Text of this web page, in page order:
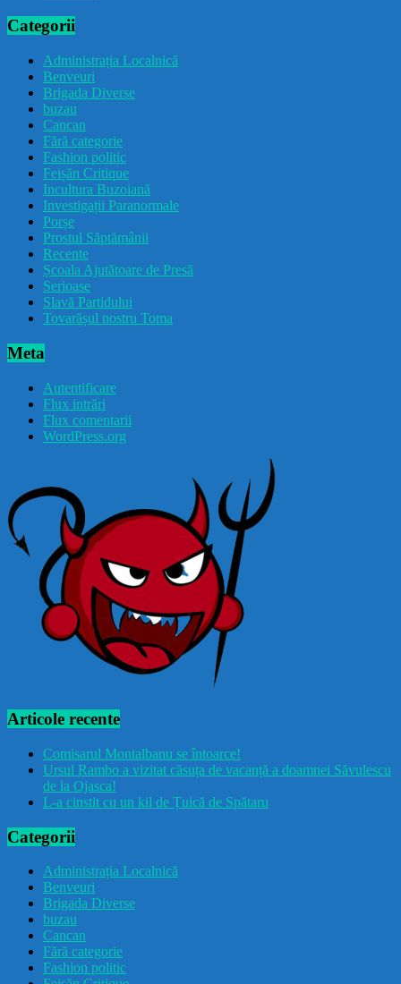
Categorii
Administrația Localnică
Benveuri
Brigada Diverse
buzau
Cancan
Fără categorie
Fashion politic
Feișăn Critique
Incultura Buzoiană
Investigații Paranormale
Porșe
Prostul Săptămânii
Recente
Școala Ajutătoare de Presă
Serioase
Slavă Partidului
Tovarășul nostru Toma
Meta
Autentificare
Flux intrări
Flux comentarii
WordPress.org
Articole recente
Comisarul Montalbanu se întoarce!
Ursul Rambo a vizitat căsuța de vacanță a doamnei Săvulescu
de la Ojasca!
L-a cinstit cu un kil de Țuică de Spătaru
Categorii
Administrația Localnică
Benveuri
Brigada Diverse
buzau
Cancan
Fără categorie
Fashion politic